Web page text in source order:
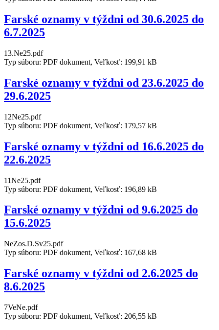
Farské oznamy v týždni od 30.6.2025 do
6.7.2025
13.Ne25.pdf
Typ súboru: PDF dokument, Veľkosť: 199,91 kB
Farské oznamy v týždni od 23.6.2025 do
29.6.2025
12Ne25.pdf
Typ súboru: PDF dokument, Veľkosť: 179,57 kB
Farské oznamy v týždni od 16.6.2025 do
22.6.2025
11Ne25.pdf
Typ súboru: PDF dokument, Veľkosť: 196,89 kB
Farské oznamy v týždni od 9.6.2025 do
15.6.2025
NeZos.D.Sv25.pdf
Typ súboru: PDF dokument, Veľkosť: 167,68 kB
Farské oznamy v týždni od 2.6.2025 do
8.6.2025
7VeNe.pdf
Typ súboru: PDF dokument, Veľkosť: 206,55 kB